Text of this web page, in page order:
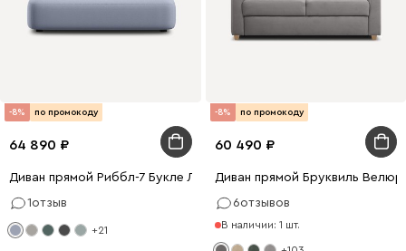
-8% по промокоду
64 890
Диван прямой Риббл-7 Букле Лиловый
1отзыв
+21
-8% по промокоду
60 490
Диван прямой Бруквиль
6отзывов
В наличии: 1 шт.